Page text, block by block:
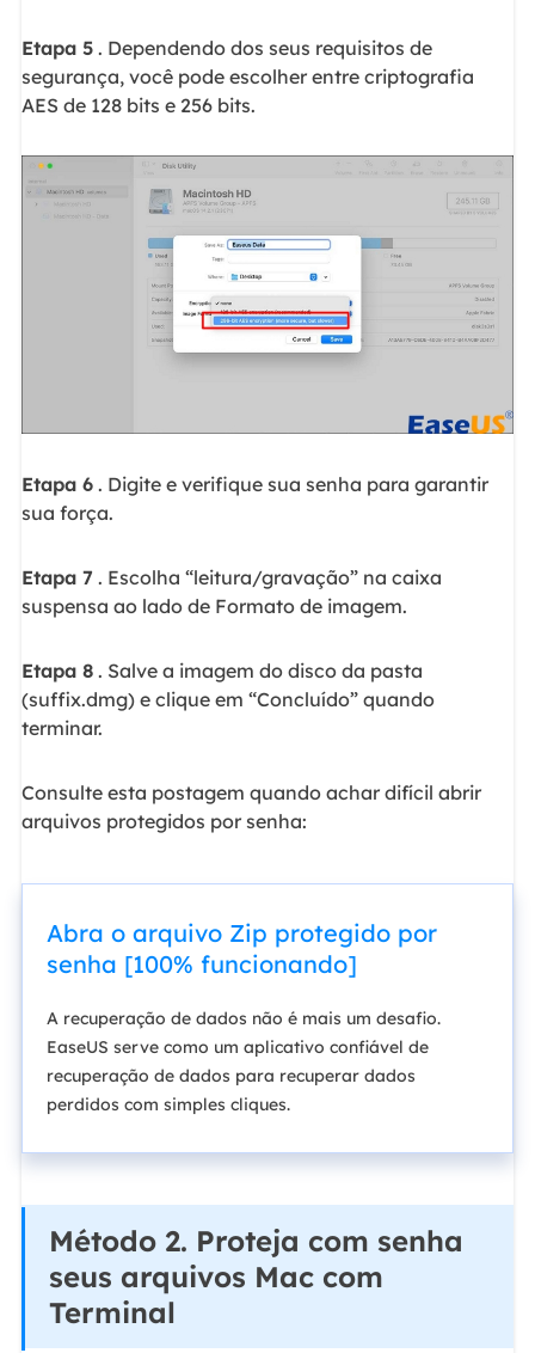
Etapa 5. Dependendo dos seus requisitos de
segurança, você pode escolher entre criptografia
AES de 128 bits e 256 bits.
Etapa 6. Digite e verifique sua senha para garantir
sua força.
Etapa 7. Escolha “leitura/gravação” na caixa
suspensa ao lado de Formato de imagem.
Etapa 8. Salve a imagem do disco da pasta
(suffix.dmg) e clique em “Concluído” quando
terminar.
Consulte esta postagem quando achar difícil abrir
arquivos protegidos por senha:
Abra o arquivo Zip protegido por
senha [100% funcionando]
A recuperação de dados não é mais um desafio.
EaseUS serve como um aplicativo confiável de
recuperação de dados para recuperar dados
perdidos com simples cliques.
Método 2. Proteja com senha
seus arquivos Mac com
Terminal